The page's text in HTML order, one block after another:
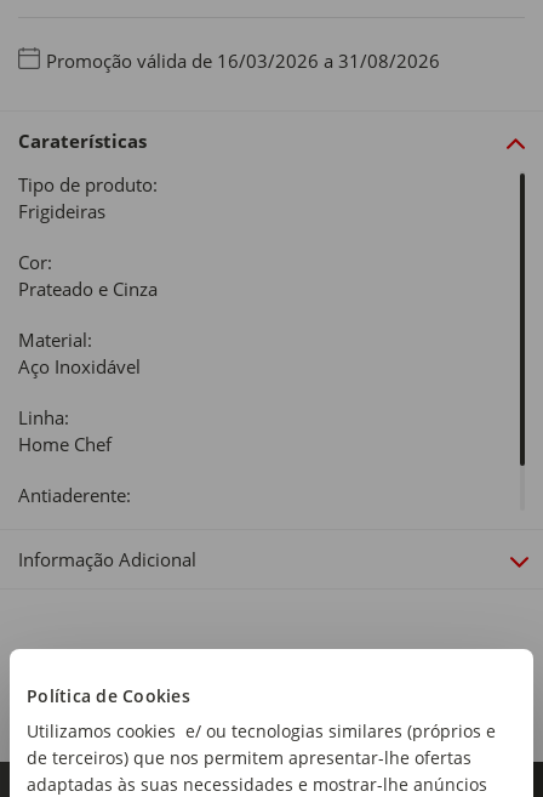
Política de Cookies
Utilizamos cookies e/ ou tecnologias similares (próprios e
de terceiros) que nos permitem apresentar-lhe ofertas
adaptadas às suas necessidades e mostrar-lhe anúncios
Promoção válida de 16/03/2026 a 31/08/2026
Caraterísticas
Tipo de produto:
Frigideiras
Cor:
Prateado e Cinza
Material:
Aço Inoxidável
Linha:
Home Chef
Antiaderente:
Informação Adicional